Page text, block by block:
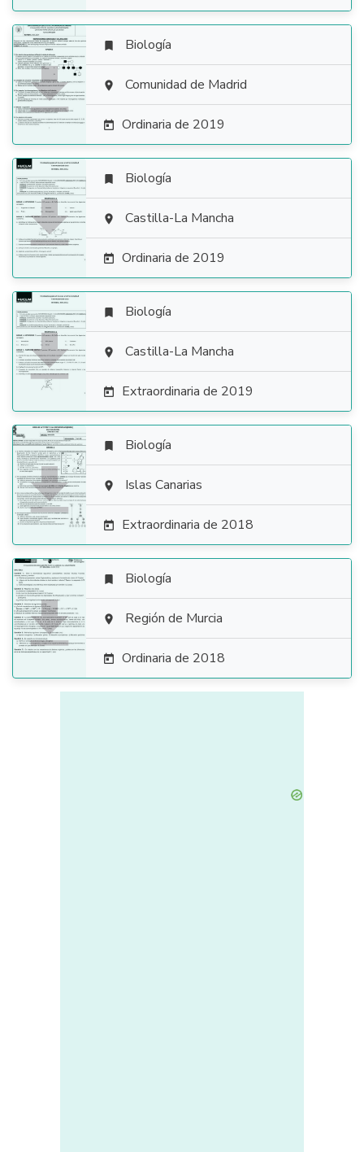

 Biología
 Comunidad de Madrid
 Ordinaria de 2019

 Biología
 Castilla-La Mancha
 Ordinaria de 2019

 Biología
 Castilla-La Mancha
 Extraordinaria de 2019

 Biología
 Islas Canarias
 Extraordinaria de 2018

 Biología
 Región de Murcia
 Ordinaria de 2018